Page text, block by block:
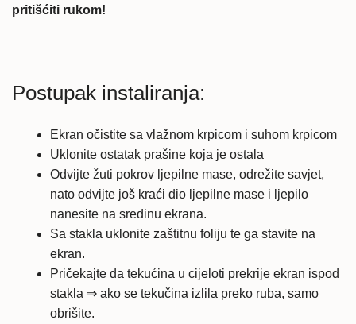
pritišćiti rukom!
Postupak instaliranja:
Ekran očistite sa vlažnom krpicom i suhom krpicom
Uklonite ostatak prašine koja je ostala
Odvijte žuti pokrov ljepilne mase, odrežite savjet,
nato odvijte još kraći dio ljepilne mase i ljepilo
nanesite na sredinu ekrana.
Sa stakla uklonite zaštitnu foliju te ga stavite na
ekran.
Pričekajte da tekućina u cijeloti prekrije ekran ispod
stakla ⇒ ako se tekučina izlila preko ruba, samo
obrišite.